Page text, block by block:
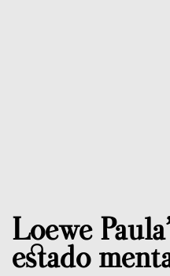
Loewe
estado